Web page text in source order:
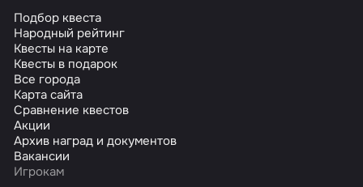
Подбор квеста
Народный рейтинг
Квесты на карте
Квесты в подарок
Все города
Карта сайта
Сравнение квестов
Акции
Архив наград и документов
Вакансии
Игрокам